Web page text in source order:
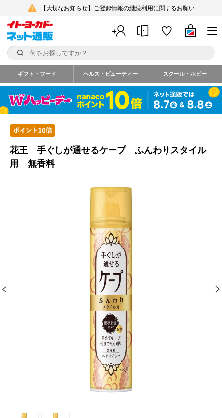
【大切なお知らせ】ご登録情報の継続利用に関するお願い
ギフト・フード ヘルス・ビューティー スクール・ホビー
花王 手ぐしが通せるケープ ふんわりスタイル
用 無香料